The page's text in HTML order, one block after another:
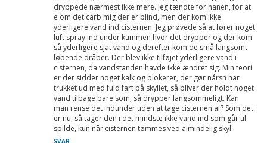
dryppede nærmest ikke mere. Jeg tændte for hanen, for at
e om det carb mig der er blind, men der kom ikke
yderligere vand ind cisternen. Jeg prøvede så at fører noget
luft spray ind under kummen hvor det drypper og der kom
så yderligere sjat vand og derefter kom de små langsomt
løbende dråber. Der blev ikke tilføjet yderligere vand i
cisternen, da vandstanden havde ikke ændret sig. Min teori
er der sidder noget kalk og blokerer, der gør nårsn har
trukket ud med fuld fart på skyllet, så bliver der holdt noget
vand tilbage bare som, så drypper langsommeligt. Kan
man rense det indunder uden at tage cisternen af? Som det
er nu, så tager den i det mindste ikke vand ind som går til
spilde, kun når cisternen tømmes ved almindelig skyl.